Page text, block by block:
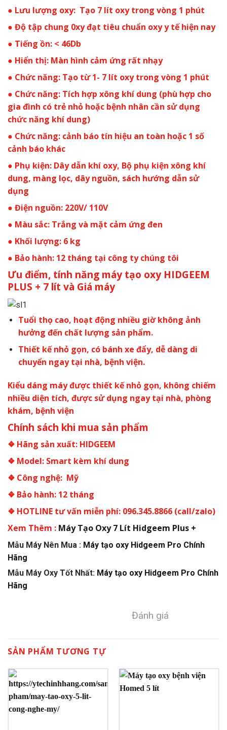
● Lưu lượng oxy: Tạo 7 lít oxy trong vòng 1 phút
● Độ tập chung 0xy đạt tiêu chuẩn oxy y tế hiện nay
● Tiếng ồn: < 46Db
● Hiển thị: Màn hình cảm ứng rất nhạy
● Chức năng: Tạo từ 1- 7 lít oxy trong vòng 1 phút
● Chức năng: Tích hợp xông khí dung (phù hợp cho
gia đình có trẻ nhỏ hoặc bệnh nhân cần sử dụng
chức năng khí dung)
● Chức năng: cảnh báo tín hiệu an toàn hoặc 1 số
cảnh báo khác
● Phụ kiện: Dây dẫn khí oxy, Bộ phụ kiện xông khí
dung, màng lọc, dây nguồn, sách hướng dẫn sử
dụng
● Điện nguồn: 220V/ 110V
● Màu sắc: Trắng và mặt cảm ứng đen
● Khối lượng: 6 kg
● Bảo hành: 12 tháng tại công ty chúng tôi
Ưu điểm, tính năng máy tạo oxy HIDGEEM
PLUS + 7 lít và Giá máy
Tuổi thọ cao, hoạt động nhiều giờ không ảnh
hưởng đến chất lượng sản phẩm.
Thiết kế nhỏ gọn, có bánh xe đẩy, dễ dàng di
chuyển ngay tại nhà, bệnh viện.
Kiểu dáng máy được thiết kế nhỏ gọn, không chiếm
nhiều diện tích, được sử dụng ngay tại nhà, phòng
khám, bệnh viện
Chính sách khi mua sản phẩm
❖ Hãng sản xuất: HIDGEEM
❖ Model: Smart kèm khí dung
❖ Công nghệ: Mỹ
❖ Bảo hành: 12 tháng
❖ HOTLINE tư vấn miễn phí: 096.345.8866 (call/zalo)
Xem Thêm : Máy Tạo Oxy 7 Lít Hidgeem Plus +
Mẫu Máy Nên Mua : Máy tạo oxy Hidgeem Pro Chính
Hãng
Mẫu Máy Oxy Tốt Nhất: Máy tạo oxy Hidgeem Pro Chính
Hãng
Đánh giá
SẢN PHẨM TƯƠNG TỰ